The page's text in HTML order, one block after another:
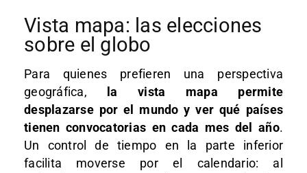
Vista mapa: las elecciones
sobre el globo
Para quienes prefieren una perspectiva
geográfica,
la vista mapa permite
desplazarse por el mundo y ver qué países
tienen convocatorias en cada mes del año.
Un control de tiempo en la parte inferior
facilita moverse por el calendario: al